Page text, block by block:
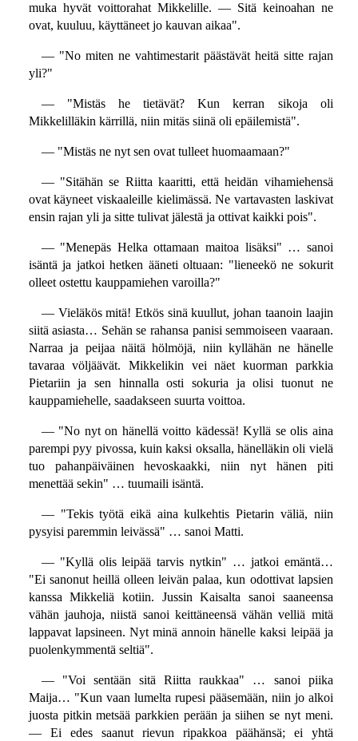
muka hyvät voittorahat Mikkelille. — Sitä keinoahan ne
ovat, kuuluu, käyttäneet jo kauvan aikaa".
— "No miten ne vahtimestarit päästävät heitä sitte rajan
yli?"
— "Mistäs he tietävät? Kun kerran sikoja oli
Mikkelilläkin kärrillä, niin mitäs siinä oli epäilemistä".
— "Mistäs ne nyt sen ovat tulleet huomaamaan?"
— "Sitähän se Riitta kaaritti, että heidän vihamiehensä
ovat käyneet viskaaleille kielimässä. Ne vartavasten laskivat
ensin rajan yli ja sitte tulivat jälestä ja ottivat kaikki pois".
— "Menepäs Helka ottamaan maitoa lisäksi" … sanoi
isäntä ja jatkoi hetken ääneti oltuaan: "lieneekö ne sokurit
olleet ostettu kauppamiehen varoilla?"
— Vieläkös mitä! Etkös sinä kuullut, johan taanoin laajin
siitä asiasta… Sehän se rahansa panisi semmoiseen vaaraan.
Narraa ja peijaa näitä hölmöjä, niin kyllähän ne hänelle
tavaraa völjäävät. Mikkelikin vei näet kuorman parkkia
Pietariin ja sen hinnalla osti sokuria ja olisi tuonut ne
kauppamiehelle, saadakseen suurta voittoa.
— "No nyt on hänellä voitto kädessä! Kyllä se olis aina
parempi pyy pivossa, kuin kaksi oksalla, hänelläkin oli vielä
tuo pahanpäiväinen hevoskaakki, niin nyt hänen piti
menettää sekin" … tuumaili isäntä.
— "Tekis työtä eikä aina kulkehtis Pietarin väliä, niin
pysyisi paremmin leivässä" … sanoi Matti.
— "Kyllä olis leipää tarvis nytkin" … jatkoi emäntä…
"Ei sanonut heillä olleen leivän palaa, kun odottivat lapsien
kanssa Mikkeliä kotiin. Jussin Kaisalta sanoi saaneensa
vähän jauhoja, niistä sanoi keittäneensä vähän velliä mitä
lappavat lapsineen. Nyt minä annoin hänelle kaksi leipää ja
puolenkymmentä seltiä".
— "Voi sentään sitä Riitta raukkaa" … sanoi piika
Maija… "Kun vaan lumelta rupesi pääsemään, niin jo alkoi
juosta pitkin metsää parkkien perään ja siihen se nyt meni.
— Ei edes saanut rievun ripakkoa päähänsä; ei yhtä